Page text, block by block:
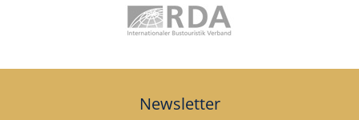
Newsletter